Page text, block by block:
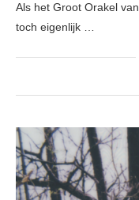
Als het Groot Orakel
toch eigenlijk …